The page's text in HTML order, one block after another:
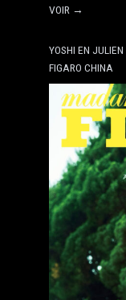
VOIR →
YOSHI EN
FIGARO CHINA